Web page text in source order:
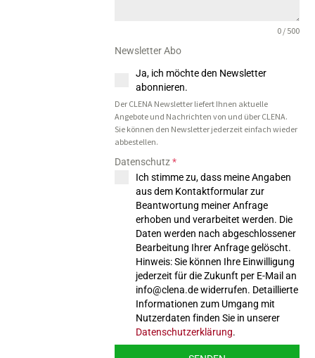
0 / 500
Newsletter Abo
Ja, ich möchte den Newsletter
abonnieren.
Der CLENA Newsletter liefert Ihnen aktuelle
Angebote und Nachrichten von und über CLENA.
Sie können den Newsletter jederzeit einfach wieder
abbestellen.
Datenschutz*
Ich stimme zu, dass meine Angaben
aus dem Kontaktformular zur
Beantwortung meiner Anfrage
erhoben und verarbeitet werden. Die
Daten werden nach abgeschlossener
Bearbeitung Ihrer Anfrage gelöscht.
Hinweis: Sie können Ihre Einwilligung
jederzeit für die Zukunft per E-Mail an
info@clena.de widerrufen. Detaillierte
Informationen zum Umgang mit
Nutzerdaten finden Sie in unserer
Datenschutzerklärung.